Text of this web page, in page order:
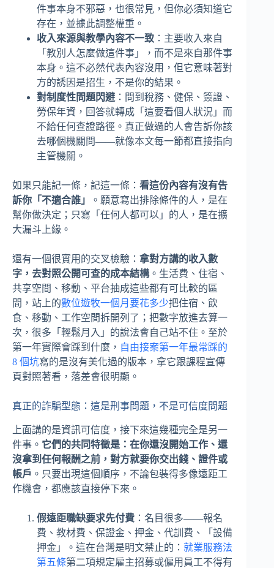
件事本身不邪惡，也很常見，但你必須知道它
存在，並據此調整權重。
收入來源與教學內容不一致 ：主要收入來自
「教別人怎麼做這件事」，而不是來自那件事
本身。這不必然代表內容沒用，但它意味著對
方的誘因是招生，不是你的結果。
對制度性問題閃避 ：問到稅務、健保、簽證、
勞保年資，回答就轉成「這要看個人狀況」而
不給任何查證路徑。真正做過的人會告訴你該
去哪個機關問——就像本文每一節都直接指向
主管機關。
如果只能記一條，記這一條： 看這份內容有沒有告
訴你「不適合誰」
。願意寫出排除條件的人，是在
幫你做決定；只寫「任何人都可以」的人，是在擴
大漏斗上緣。
還有一個很實用的交叉檢驗： 拿對方講的收入數
字，去對照公開可查的成本結構。生活費、住宿、
共享空間、移動、平台抽成這些都有可比較的區
間，站上的數位遊牧一個月要花多少把住宿、飲
食、移動、工作空間拆開列了；把數字放進去算一
次，很多「輕鬆月入」的說法會自己站不住。至於
第一年實際會踩到什麼， 自由接案第一年最常踩的
8 個坑寫的是沒有美化過的版本，拿它跟課程宣傳
頁對照著看，落差會很明顯。
真正的詐騙型態：這是刑事問題，不是可信度問題
上面講的是資訊可信度，接下來這幾種完全是另一
件事。 它們的共同特徵是：在你還沒開始工作、還
沒拿到任何報酬之前，對方就要你交出錢、證件或
帳戶 。只要出現這個順序，不論包裝得多像遠距工
作機會，都應該直接停下來。
假遠距職缺要求先付費 ：名目很多——報名
費、教材費、保證金、押金、代訓費、「設備
押金」。這在台灣是明文禁止的： 就業服務法
第五條第二項規定雇主招募或僱用員工不得有